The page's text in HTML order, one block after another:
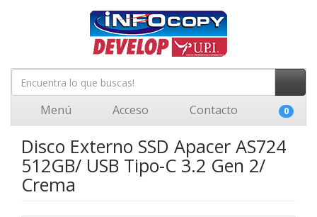
Menú Acceso Contacto 0
Disco Externo SSD Apacer AS724
512GB/ USB Tipo-C 3.2 Gen 2/
Crema